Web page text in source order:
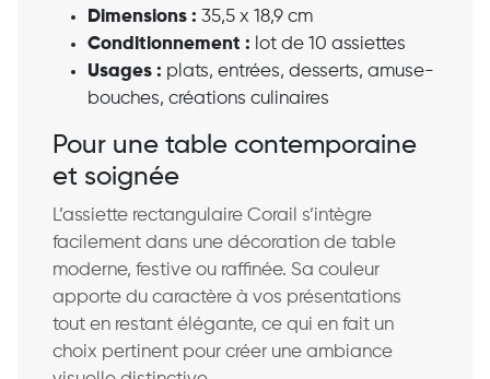
Dimensions : 35,5 x 18,9 cm
Conditionnement : lot de 10 assiettes
Usages : plats, entrées, desserts, amuse-
bouches, créations culinaires
Pour une table contemporaine
et soignée
L’assiette rectangulaire Corail s’intègre
facilement dans une décoration de table
moderne, festive ou raffinée. Sa couleur
apporte du caractère à vos présentations
tout en restant élégante, ce qui en fait un
choix pertinent pour créer une ambiance